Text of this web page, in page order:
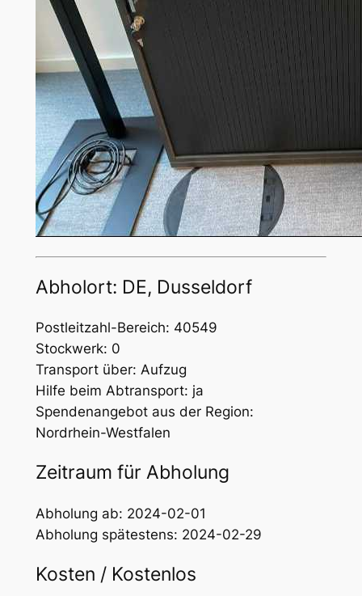
Abholort: DE, Dusseldorf
Postleitzahl-Bereich: 40549
Stockwerk: 0
Transport über: Aufzug
Hilfe beim Abtransport: ja
Spendenangebot aus der Region:
Nordrhein-Westfalen
Zeitraum für Abholung
Abholung ab: 2024-02-01
Abholung spätestens: 2024-02-29
Kosten / Kostenlos